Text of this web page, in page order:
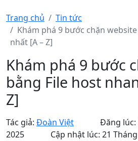
Trang chủ
Tin tức
Khám phá 9 bước chặn
nhất [A – Z]
Khám phá 9 bước
bằng File host
Z]
Tác giả: Đoàn Việt
Đăng lúc:
2025
Cập nhật lúc: 21